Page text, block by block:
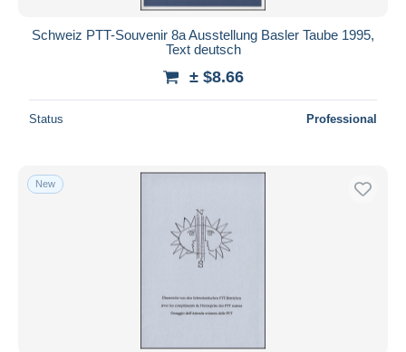
Schweiz PTT-Souvenir 8a Ausstellung Basler Taube 1995,
Text deutsch
± $8.66
Status Professional
New